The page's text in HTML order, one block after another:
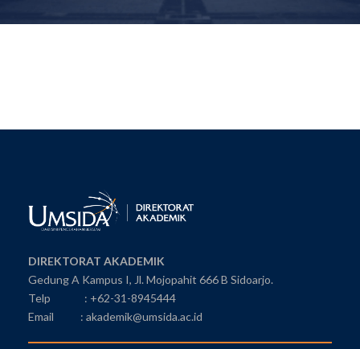
DIREKTORAT AKADEMIK
Gedung A Kampus I, Jl. Mojopahit 666 B Sidoarjo.
Telp : +62-31-8945444
Email : akademik@umsida.ac.id